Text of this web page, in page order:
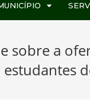
sobre a